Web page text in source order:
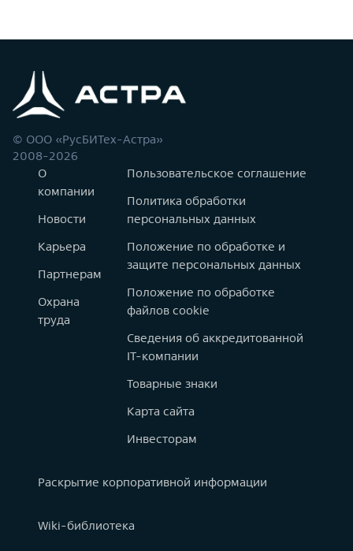
© ООО «РусБИТех-Астра»
2008-2026
О
компании
Новости
Карьера
Партнерам
Охрана
труда
Пользовательское соглашение
Политика обработки
персональных данных
Положение по обработке и
защите персональных данных
Положение по обработке
файлов cookie
Сведения об аккредитованной
IT-компании
Товарные знаки
Карта сайта
Инвесторам
Раскрытие корпоративной информации
Wiki-библиотека